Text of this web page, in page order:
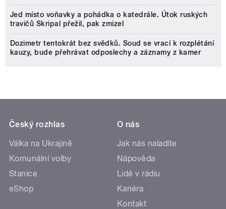
Jed místo voňavky a pohádka o katedrále. Útok ruských
travičů Skripal přežil, pak zmizel
Dozimetr tentokrát bez svědků. Soud se vrací k rozplétání
kauzy, bude přehrávat odposlechy a záznamy z kamer
Český rozhlas
Válka na Ukrajině
Komunální volby
Stanice
eShop
O nás
Jak nás naladíte
Nápověda
Lidé v rádiu
Kariéra
Kontakt